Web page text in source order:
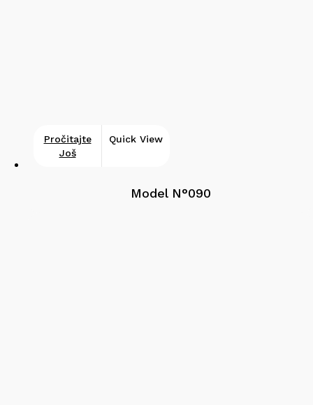
Pročitajte
Još
Quick View
Model N°090